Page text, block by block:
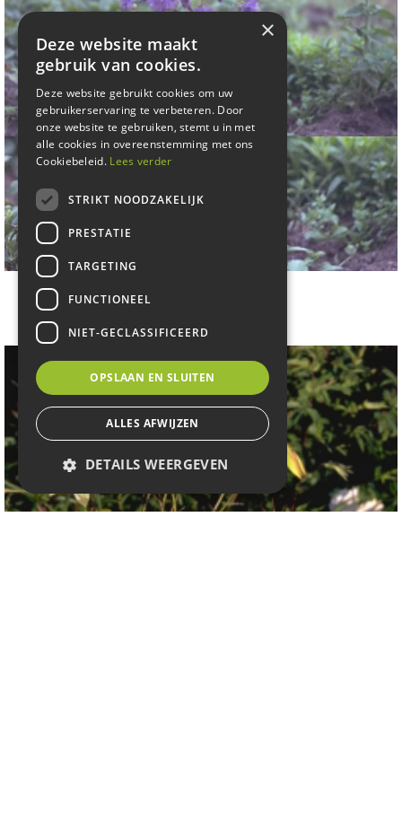
Aquilegia alpina
×
Deze website maakt
gebruik van cookies.
Deze website gebruikt cookies om uw
gebruikerservaring te verbeteren. Door
onze website te gebruiken, stemt u in met
alle cookies in overeenstemming met ons
Cookiebeleid. Lees verder
STRIKT NOODZAKELIJK
PRESTATIE
TARGETING
FUNCTIONEEL
NIET-GECLASSIFICEERD
OPSLAAN EN SLUITEN
ALLES AFWIJZEN
DETAILS WEERGEVEN